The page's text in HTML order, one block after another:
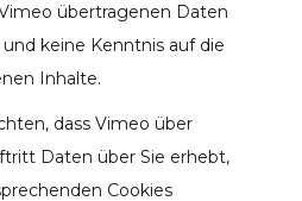
übertragenen Daten
keine Kenntnis auf die
Inhalte.
dass Vimeo über
Daten über Sie erhebt,
Cookies